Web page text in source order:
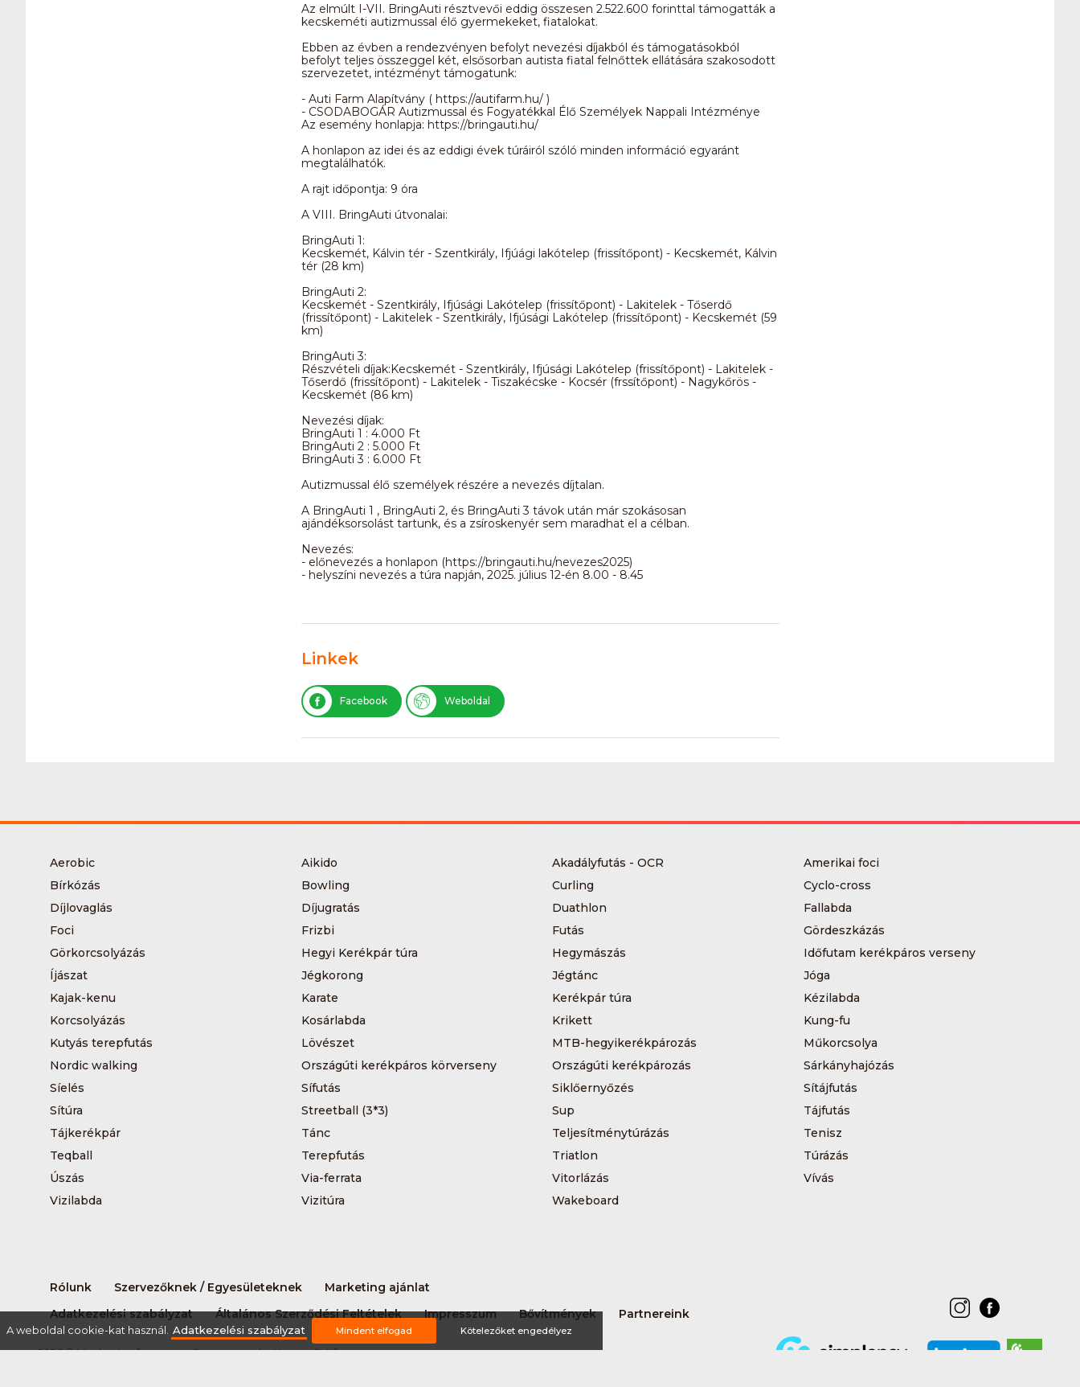
Az elmúlt I-VII. BringAuti résztvevői eddig összesen 2.522.600 forinttal támogatták a
kecskeméti autizmussal élő gyermekeket, fiatalokat.
Ebben az évben a rendezvényen befolyt nevezési díjakból és támogatásokból
befolyt teljes összeggel két, elsősorban autista fiatal felnőttek ellátására szakosodott
szervezetet, intézményt támogatunk:
- Auti Farm Alapítvány ( https://autifarm.hu/ )
- CSODABOGÁR Autizmussal és Fogyatékkal Élő Személyek Nappali Intézménye
Az esemény honlapja: https://bringauti.hu/
A honlapon az idei és az eddigi évek túráiról szóló minden információ egyaránt
megtalálhatók.
A rajt időpontja: 9 óra
A VIII. BringAuti útvonalai:
BringAuti 1:
Kecskemét, Kálvin tér - Szentkirály, Ifjúági lakótelep (frissítőpont) - Kecskemét, Kálvin
tér (28 km)
BringAuti 2:
Kecskemét - Szentkirály, Ifjúsági Lakótelep (frissítőpont) - Lakitelek - Tőserdő
(frissítőpont) - Lakitelek - Szentkirály, Ifjúsági Lakótelep (frissítőpont) - Kecskemét (59
km)
BringAuti 3:
Részvételi díjak:Kecskemét - Szentkirály, Ifjúsági Lakótelep (frissítőpont) - Lakitelek -
Tőserdő (frissítőpont) - Lakitelek - Tiszakécske - Kocsér (frssítőpont) - Nagykőrös -
Kecskemét (86 km)
Nevezési díjak:
BringAuti 1 : 4.000 Ft
BringAuti 2 : 5.000 Ft
BringAuti 3 : 6.000 Ft
Autizmussal élő személyek részére a nevezés díjtalan.
A BringAuti 1 , BringAuti 2, és BringAuti 3 távok után már szokásosan
ajándéksorsolást tartunk, és a zsíroskenyér sem maradhat el a célban.
Nevezés:
- előnevezés a honlapon (https://bringauti.hu/nevezes2025)
- helyszíni nevezés a túra napján, 2025. július 12-én 8.00 - 8.45
Linkek
Facebook Weboldal
Aerobic Aikido Akadályfutás - OCR
Amerikai foci
Bírkózás
Bowling Curling
Cyclo-cross
Díjlovaglás
Díjugratás Duathlon
Fallabda
Foci
Frizbi Futás
Gördeszkázás
Görkorcsolyázás
Hegyi Kerékpár túra Hegymászás
Időfutam kerékpáros verseny
Íjászat
Jégkorong Jégtánc
Jóga
Kajak-kenu
Karate Kerékpár túra
Kézilabda
Korcsolyázás
Kosárlabda Krikett
Kung-fu
Kutyás terepfutás
Lövészet MTB-hegyikerékpározás
Műkorcsolya
Nordic walking
Országúti kerékpáros körverseny Országúti kerékpározás
Sárkányhajózás
Síelés
Sífutás Siklőernyőzés
Sítájfutás
Sítúra
Streetball (3*3) Sup
Tájfutás
Tájkerékpár
Tánc Teljesítménytúrázás
Tenisz
Teqball
Terepfutás Triatlon
Túrázás
Úszás
Via-ferrata Vitorlázás
Vívás
Vizilabda
Vizitúra Wakeboard
Rólunk Szervezőknek / Egyesületeknek
Marketing ajánlat
Adatkezelési szabályzat
Általános Szerződési Feltételek Impresszum Bővítmények Partnereink
2026 © Minden jog fenntartva Sportnaptar.hu Nonprofit Kft.
A weboldal cookie-kat használ. Adatkezelési szabályzat Mindent elfogad Kötelezőket engedélyez